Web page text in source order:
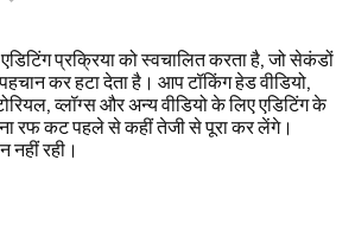
करें और हमारी Resize Canvas सुविधा के
दिखाएं! बस कुछ ही क्लिक्स में, आप एक ही वीडियो
के लिए सही आकार में समायोजित कर सकते हैं, चाहे
Instagram, Twitter, Linkedin या कहीं